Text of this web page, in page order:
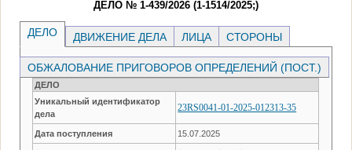
ДЕЛО № 1-439/2026 (1-1514/2025;)
ДЕЛО ДВИЖЕНИЕ ДЕЛА ЛИЦА СТОРОНЫ
ОБЖАЛОВАНИЕ ПРИГОВОРОВ ОПРЕДЕЛЕНИЙ (ПОСТ.)
ДЕЛО
Уникальный идентификатор
дела
23RS0041-01-2025-012313-35
Дата поступления 15.07.2025